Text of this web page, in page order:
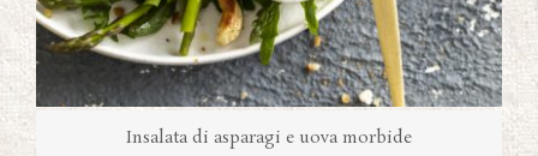
Insalata di asparagi e uova morbide